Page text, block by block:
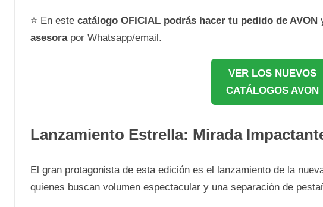
⭐ En este catálogo OFICIAL podrás hacer tu pedido de AVON
asesora por Whatsapp/email.
VER LOS NUEVOS
CATÁLOGOS AVON
Lanzamiento Estrella: Mirada
El gran protagonista de esta edición es el lanzamiento de la
quienes buscan volumen espectacular y una separación de